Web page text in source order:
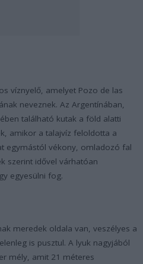
víznyelő, amelyet Pozo de las
neveznek. Az Argentínában,
található kutak a föld alatti
amikor a talajvíz feloldotta a
egymástól vékony, omladozó fal
szerint idővel várhatóan
egyesülni fog.
meredek oldala van, veszélyes a
is pusztul. A lyuk nagyjából
mély, amit 21 méteres